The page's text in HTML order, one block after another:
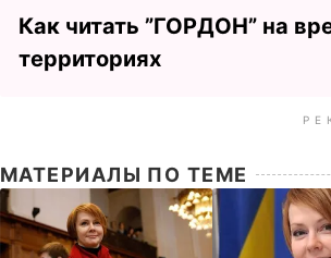
Как читать ”ГОРДОН” на
территориях
МАТЕРИАЛЫ ПО ТЕМЕ